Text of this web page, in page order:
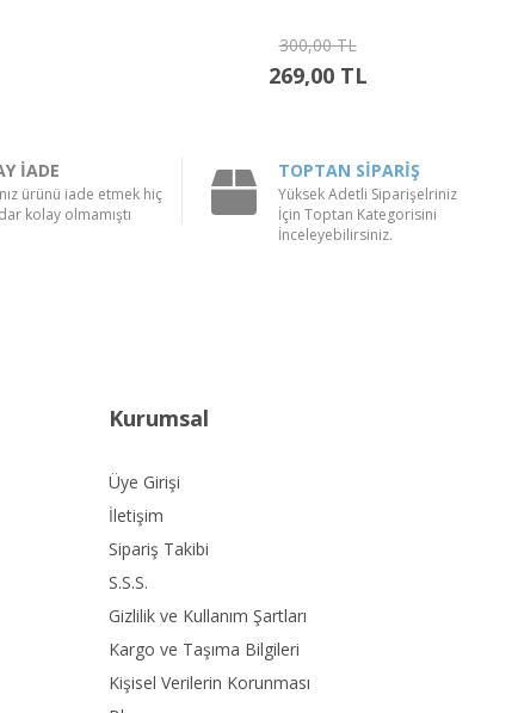
300,00 TL
269,00 TL
İADE
ürünü iade etmek hiç
kolay olmamıştı
TOPTAN SİPARİŞ
Yüksek Adetli Siparişelriniz
İçin Toptan Kategorisini
İnceleyebilirsiniz.
Kurumsal
Üye Girişi
İletişim
Sipariş Takibi
S.S.S.
Gizlilik ve Kullanım Şartları
Kargo ve Taşıma Bilgileri
Kişisel Verilerin Korunması